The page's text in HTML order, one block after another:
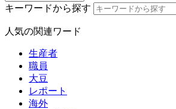
キーワードから探す
人気の関連ワード
生産者
職員
大豆
レポート
海外